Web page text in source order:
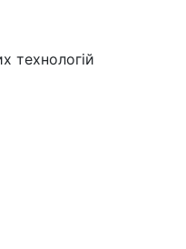
технологій